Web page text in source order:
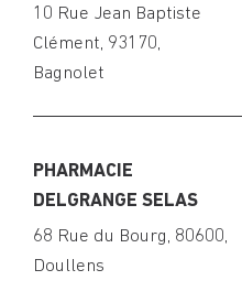
10 Rue Jean Baptiste
Clément, 93170,
Bagnolet
PHARMACIE
DELGRANGE SELAS
68 Rue du Bourg, 80600,
Doullens